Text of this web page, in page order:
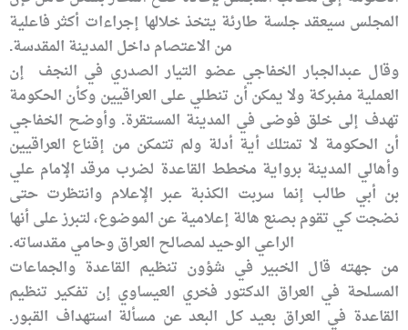
المجلس سيعقد جلسة طارئة يتخذ خلالها إجراءات أكثر فاعلية
من الاعتصام داخل المدينة المقدسة.
وقال عبدالجبار الخفاجي عضو التيار الصدري في النجف إن
العملية مفبركة ولا يمكن أن تنطلي على العراقيين وكأن الحكومة
تهدف إلى خلق فوضى في المدينة المستقرة. وأوضح الخفاجي
أن الحكومة لا تمتلك أية أدلة ولم تتمكن من إقناع العراقيين
وأهالي المدينة برواية مخطط القاعدة لضرب مرقد الإمام علي
بن أبي طالب إنما سربت الكذبة عبر الإعلام وانتظرت حتى
نضجت كي تقوم بصنع هالة إعلامية عن الموضوع، لتبرز على أنها
الراعي الوحيد لمصالح العراق وحامي مقدساته.
من جهته قال الخبير في شؤون تنظيم القاعدة والجماعات
المسلحة في العراق الدكتور فخري العيساوي إن تفكير تنظيم
القاعدة في العراق بعيد كل البعد عن مسألة استهداف القبور.